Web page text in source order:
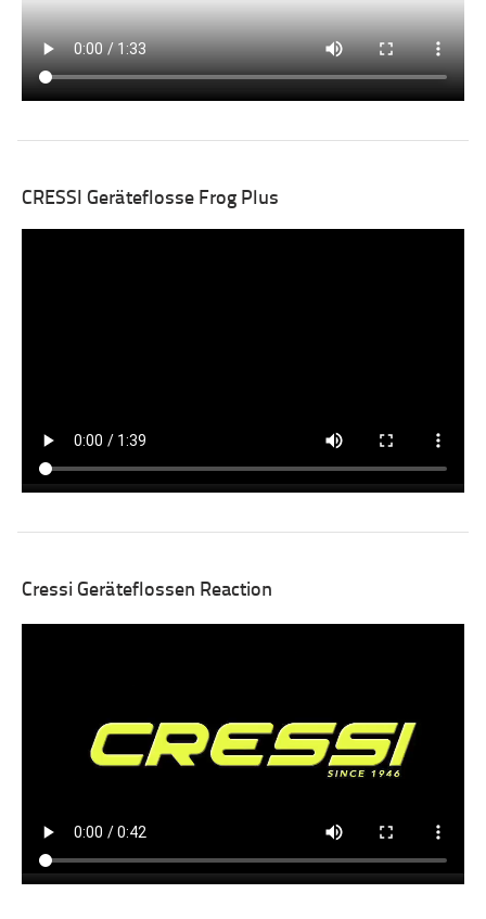
CRESSI Geräteflosse Frog Plus
Cressi Geräteflossen Reaction